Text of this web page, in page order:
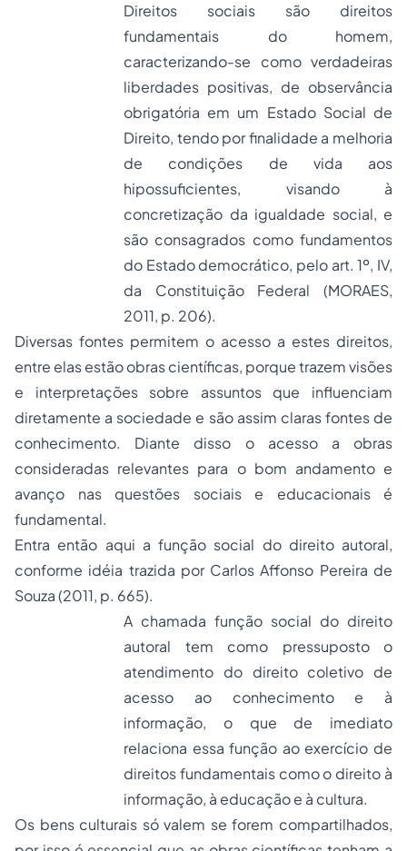
Direitos sociais são direitos
fundamentais do homem,
caracterizando-se como verdadeiras
liberdades positivas, de observância
obrigatória em um Estado Social de
Direito, tendo por finalidade a melhoria
de condições de vida aos
hipossuficientes, visando à
concretização da igualdade social, e
são consagrados como fundamentos
do Estado democrático, pelo art. 1º, IV,
da Constituição Federal (MORAES,
2011, p. 206).
Diversas fontes permitem o acesso a estes direitos,
entre elas estão obras científicas, porque trazem visões
e interpretações sobre assuntos que influenciam
diretamente a sociedade e são assim claras fontes de
conhecimento. Diante disso o acesso a obras
consideradas relevantes para o bom andamento e
avanço nas questões sociais e educacionais é
fundamental.
Entra então aqui a função social do direito autoral,
conforme idéia trazida por Carlos Affonso Pereira de
Souza (2011, p. 665).
A chamada função social do direito
autoral tem como pressuposto o
atendimento do direito coletivo de
acesso ao conhecimento e à
informação, o que de imediato
relaciona essa função ao exercício de
direitos fundamentais como o direito à
informação, à educação e à cultura.
Os bens culturais só valem se forem compartilhados,